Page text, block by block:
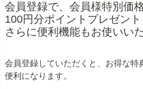
会員登録で、会員様特別
100円分ポイントプレゼント
さらに便利機能もお使いい
会員登録していただくと、お得な特
便利になります。